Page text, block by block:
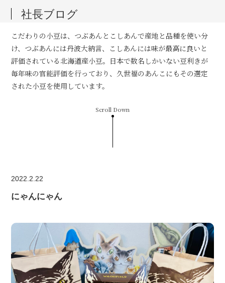
社長ブログ
こだわりの小豆は、つぶあんとこしあんで産地と品種を使い分
け、つぶあんには丹波大納言、こしあんには味が最高に良いと
評価されている北海道産小豆。日本で数名しかいない豆利きが
毎年味の官能評価を行っており、久世福のあんこにもその選定
された小豆を使用しています。
Scroll Down
2022.2.22
にゃんにゃん